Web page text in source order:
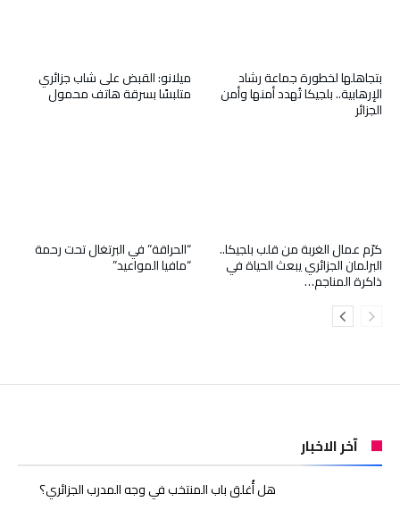
ميلانو: القبض على شاب جزائري
متلبسًا بسرقة هاتف محمول
بتجاهلها لخطورة جماعة رشاد
الإرهابية.. بلجيكا تُهدد أمنها وأمن
الجزائر
“الحراقة” في البرتغال تحت رحمة
“مافيا المواعيد”
كرّم عمال الغربة من قلب بلجيكا..
البرلمان الجزائري يبعث الحياة في
ذاكرة المناجم…
آخر الاخبار
هل أُغلق باب المنتخب في وجه المدرب الجزائري؟